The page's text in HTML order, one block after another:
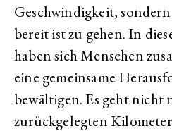
Geschwindigkeit,
bereit ist zu gehen. In
haben sich Menschen
eine gemeinsame
bewältigen. Es geht nicht
zurückgelegten